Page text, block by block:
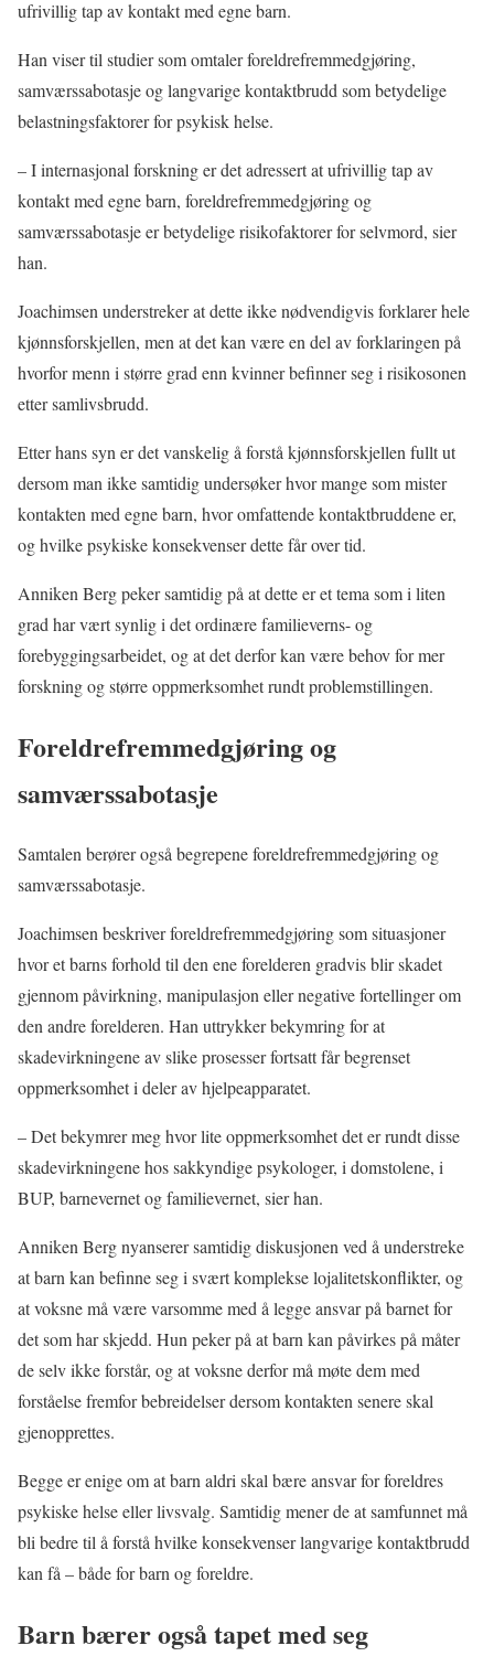
ufrivillig tap av kontakt med egne barn.
Han viser til studier som omtaler foreldrefremmedgjøring,
samværssabotasje og langvarige kontaktbrudd som betydelige
belastningsfaktorer for psykisk helse.
– I internasjonal forskning er det adressert at ufrivillig tap av
kontakt med egne barn, foreldrefremmedgjøring og
samværssabotasje er betydelige risikofaktorer for selvmord, sier
han.
Joachimsen understreker at dette ikke nødvendigvis forklarer hele
kjønnsforskjellen, men at det kan være en del av forklaringen på
hvorfor menn i større grad enn kvinner befinner seg i risikosonen
etter samlivsbrudd.
Etter hans syn er det vanskelig å forstå kjønnsforskjellen fullt ut
dersom man ikke samtidig undersøker hvor mange som mister
kontakten med egne barn, hvor omfattende kontaktbruddene er,
og hvilke psykiske konsekvenser dette får over tid.
Anniken Berg peker samtidig på at dette er et tema som i liten
grad har vært synlig i det ordinære familieverns- og
forebyggingsarbeidet, og at det derfor kan være behov for mer
forskning og større oppmerksomhet rundt problemstillingen.
Foreldrefremmedgjøring og
samværssabotasje
Samtalen berører også begrepene foreldrefremmedgjøring og
samværssabotasje.
Joachimsen beskriver foreldrefremmedgjøring som situasjoner
hvor et barns forhold til den ene forelderen gradvis blir skadet
gjennom påvirkning, manipulasjon eller negative fortellinger om
den andre forelderen. Han uttrykker bekymring for at
skadevirkningene av slike prosesser fortsatt får begrenset
oppmerksomhet i deler av hjelpeapparatet.
– Det bekymrer meg hvor lite oppmerksomhet det er rundt disse
skadevirkningene hos sakkyndige psykologer, i domstolene, i
BUP, barnevernet og familievernet, sier han.
Anniken Berg nyanserer samtidig diskusjonen ved å understreke
at barn kan befinne seg i svært komplekse lojalitetskonflikter, og
at voksne må være varsomme med å legge ansvar på barnet for
det som har skjedd. Hun peker på at barn kan påvirkes på måter
de selv ikke forstår, og at voksne derfor må møte dem med
forståelse fremfor bebreidelser dersom kontakten senere skal
gjenopprettes.
Begge er enige om at barn aldri skal bære ansvar for foreldres
psykiske helse eller livsvalg. Samtidig mener de at samfunnet må
bli bedre til å forstå hvilke konsekvenser langvarige kontaktbrudd
kan få – både for barn og foreldre.
Barn bærer også tapet med seg